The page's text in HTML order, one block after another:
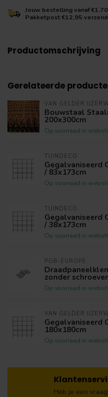
Jouw bestelling vanaf
Pakketpost €12,95
Productomschrijving
Gerelateerde
VAN GELDER
Bouwstaal
200x300cm
Op voorraad in
TUINDECO
Gegalvaniseerd
/ 83x173cm
Op voorraad in
TUINDECO
Gegalvaniseerd
/ 38x173cm
Op voorraad in
PGB-EUROPE
zonder
Op voorraad in
VAN GELDER
Gegalvaniseerd
180x180cm
Op voorraad in
Heb je een